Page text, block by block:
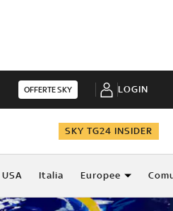
OFFERTE SKY LOGIN
SKY TG24 INSIDER
USA Italia Europee